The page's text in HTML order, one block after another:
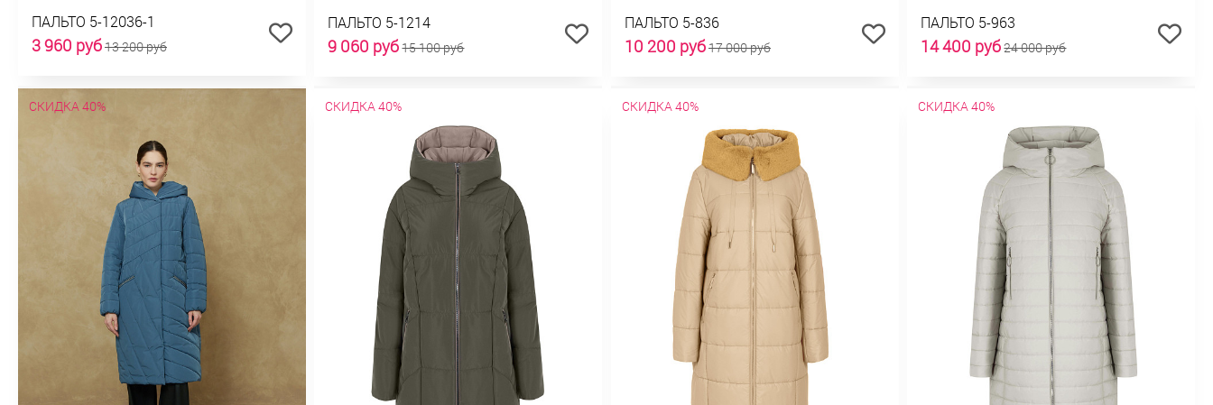
ПАЛЬТО 5-12036-1
3 960 руб13 200 руб
ПАЛЬТО 5-1214
9 060 руб15 100 руб
ПАЛЬТО 5-836
10 200 руб17 000 руб
ПАЛЬТО 5-963
14 400 руб24 000 руб
СКИДКА 40% СКИДКА 40% СКИДКА 40% СКИДКА 40%